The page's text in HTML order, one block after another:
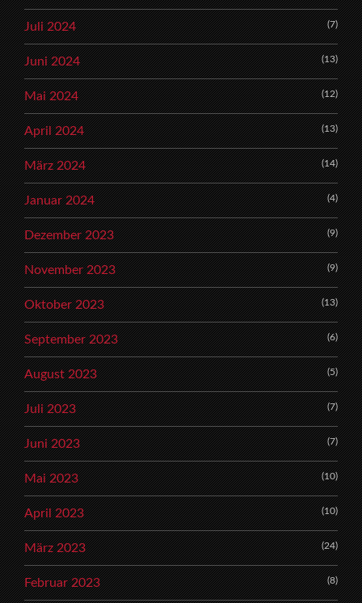
Juli 2024 (7)
Juni 2024 (13)
Mai 2024 (12)
April 2024 (13)
März 2024 (14)
Januar 2024 (4)
Dezember 2023 (9)
November 2023 (9)
Oktober 2023 (13)
September 2023 (6)
August 2023 (5)
Juli 2023 (7)
Juni 2023 (7)
Mai 2023 (10)
April 2023 (10)
März 2023 (24)
Februar 2023 (8)